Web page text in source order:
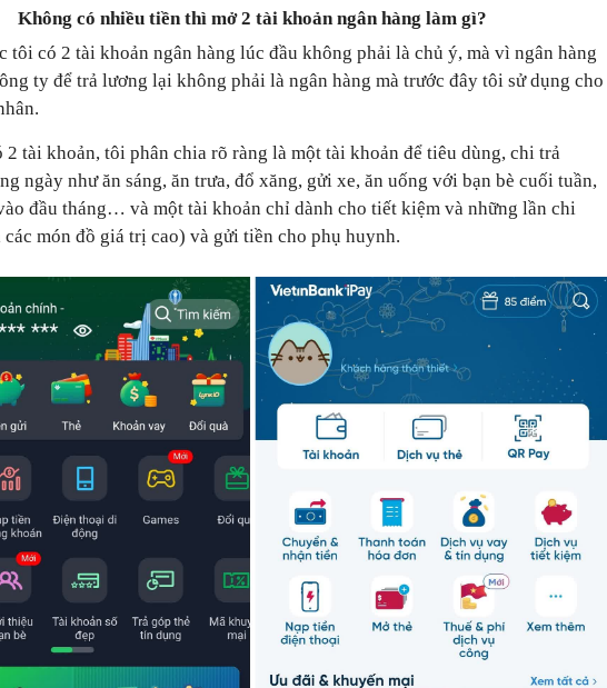
Không có nhiều tiền thì mở 2 tài khoản ngân hàng làm gì?
tôi có 2 tài khoản ngân hàng lúc đầu không phải là chủ ý, mà vì ngân hàng
ty để trả lương lại không phải là ngân hàng mà trước đây tôi sử dụng cho
2 tài khoản, tôi phân chia rõ ràng là một tài khoản để tiêu dùng, chi trả
ngày như ăn sáng, ăn trưa, đổ xăng, gửi xe, ăn uống với bạn bè cuối tuần,
đầu tháng… và một tài khoản chỉ dành cho tiết kiệm và những lần chi
món đồ giá trị cao) và gửi tiền cho phụ huynh.